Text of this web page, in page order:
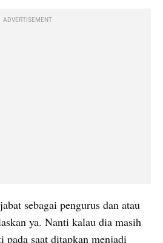
ADVERTISEMENT
sebagai pengurus dan atau
ya. Nanti kalau dia masih
pada saat ditapkan menjadi